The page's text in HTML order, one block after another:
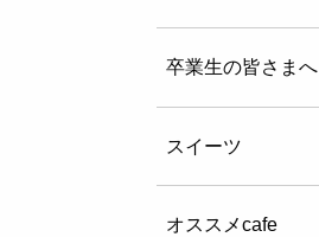
卒業生の皆さまへ
スイーツ
オススメcafe